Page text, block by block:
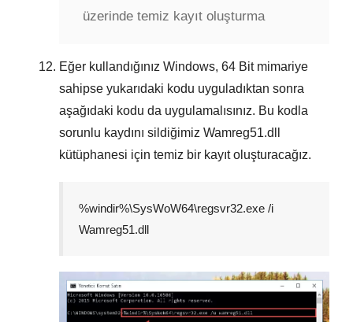
üzerinde temiz kayıt oluşturma
Eğer kullandığınız Windows, 64 Bitmimariye
sahipse yukarıdaki kodu uyguladıktan sonra
aşağıdaki kodu da uygulamalısınız. Bu kodla
sorunlu kaydını sildiğimiz Wamreg51.dll
kütüphanesi için temiz bir kayıt oluşturacağız.
%windir%\SysWoW64\regsvr32.exe /i
Wamreg51.dll